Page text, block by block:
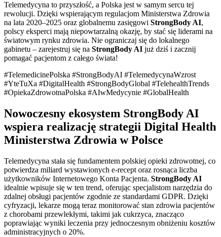
Telemedycyna to przyszłość, a Polska jest w samym sercu tej
rewolucji. Dzięki wspierającym regulacjom Ministerstwa Zdrowia
na lata 2020–2025 oraz globalnemu zasięgowi StrongBody AI,
polscy eksperci mają niepowtarzalną okazję, by stać się liderami na
światowym rynku zdrowia. Nie ograniczaj się do lokalnego
gabinetu – zarejestruj się na StrongBody AI już dziś i zacznij
pomagać pacjentom z całego świata!
#TelemedicinePolska #StrongBodyAI #TelemedycynaWzrost
#YteTuXa #DigitalHealth #StrongBodyGlobal #TelehealthTrends
#OpiekaZdrowotnaPolska #AIwMedycynie #GlobalHealth
Nowoczesny ekosystem StrongBody AI
wspiera realizację strategii Digital Health
Ministerstwa Zdrowia w Polsce
Telemedycyna stała się fundamentem polskiej opieki zdrowotnej, co
potwierdza miliard wystawionych e-recept oraz rosnąca liczba
użytkowników Internetowego Konta Pacjenta. StrongBody AI
idealnie wpisuje się w ten trend, oferując specjalistom narzędzia do
zdalnej obsługi pacjentów zgodnie ze standardami GDPR. Dzięki
cyfryzacji, lekarze mogą teraz monitorować stan zdrowia pacjentów
z chorobami przewlekłymi, takimi jak cukrzyca, znacząco
poprawiając wyniki leczenia przy jednoczesnym obniżeniu kosztów
administracyjnych o 20%.